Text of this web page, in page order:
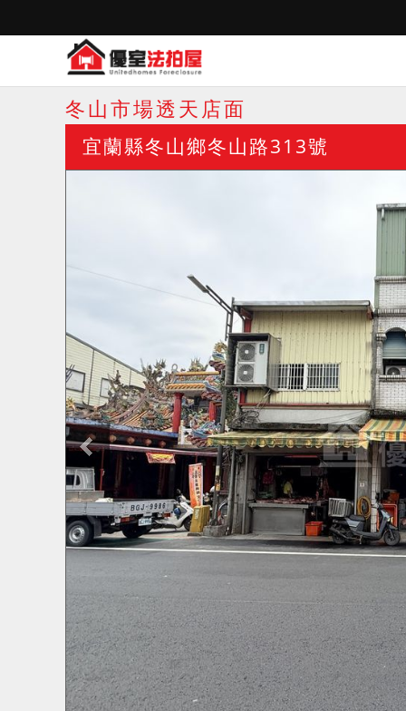
冬山市場透天店面
宜蘭縣冬山鄉冬山路313號